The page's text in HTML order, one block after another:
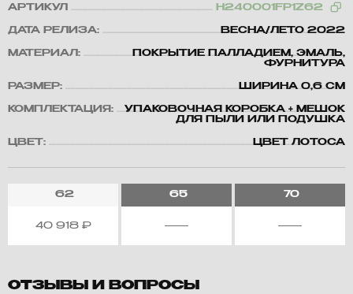
АРТИКУЛ H240001FP1Z62
ДАТА РЕЛИЗА: ВЕСНА/ЛЕТО 2022
МАТЕРИАЛ:
ПОКРЫТИЕ ПАЛЛАДИЕМ, ЭМАЛЬ,
ФУРНИТУРА
РАЗМЕР: ШИРИНА 0,6 СМ
КОМПЛЕКТАЦИЯ:
УПАКОВОЧНАЯ КОРОБКА + МЕШОК
ДЛЯ ПЫЛИ ИЛИ ПОДУШКА
ЦВЕТ: ЦВЕТ ЛОТОСА
62
40 918 ₽
65 70
ОТЗЫВЫ И ВОПРОСЫ